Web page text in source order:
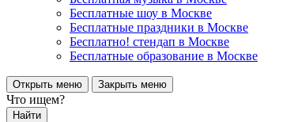
Бесплатные шоу в Москве
Бесплатные праздники в Москве
Бесплатно! стендап в Москве
Бесплатные образование в Москве
Открыть меню Закрыть меню
Что ищем?
Найти